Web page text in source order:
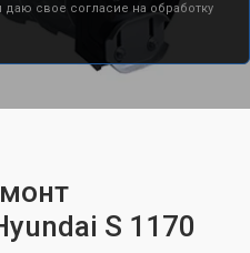
даю свое согласие на обработку
S 1170